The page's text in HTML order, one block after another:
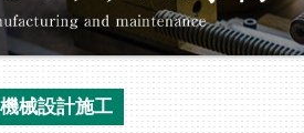
機械設計施工